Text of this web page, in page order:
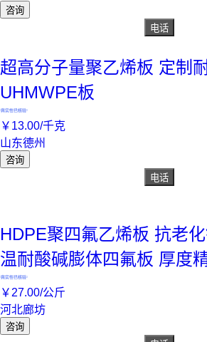
咨询
电话
超高分子量聚乙烯板 定制
UHMWPE板
真实性已核验
￥ 13.00/千克
山东德州
咨询
电话
HDPE聚四氟乙烯板 抗老
温耐酸碱膨体四氟板 厚度
真实性已核验
￥ 27.00/公斤
河北廊坊
咨询